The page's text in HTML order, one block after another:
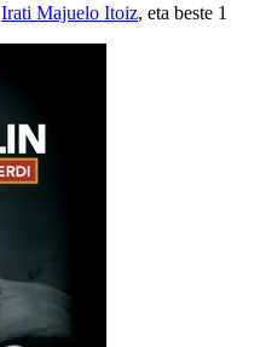
Irati Majuelo Itoiz, eta beste 1